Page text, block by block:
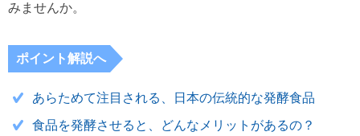
みませんか。
ポイント解説へ
あらためて注目される、日本の伝統的な発酵食品
食品を発酵させると、どんなメリットがあるの？